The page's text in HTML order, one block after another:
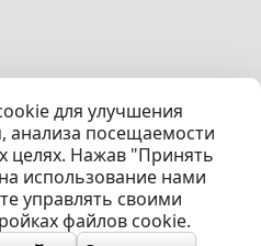
5 этаж)
выкуп и обмен | УНП
для улучшения
анализа посещаемости
целях. Нажав "Принять
использование нами
управлять своими
файлов cookie.